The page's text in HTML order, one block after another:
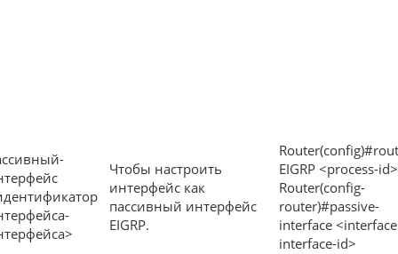
Чтобы настроить
интерфейс как
пассивный интерфейс
EIGRP.
EIGRP <process-id>
Router(config-
router)#passive-
interface <interface
interface-id>